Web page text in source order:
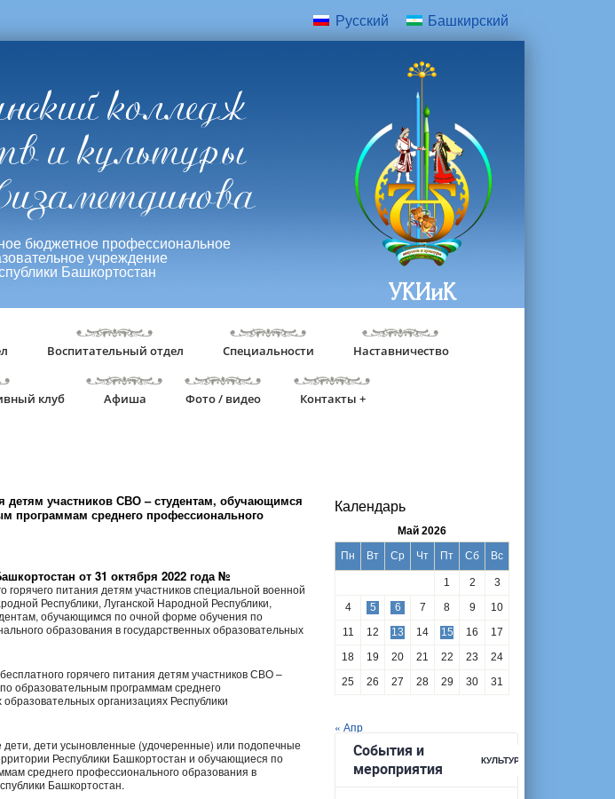
Русский Башкирский
колледж
и культуры
бюджетное профессиональное
учреждение
Башкортостан
УКИиК
Воспитательный отдел Специальности Наставничество
клуб Афиша Фото / видео Контакты +
детям участников СВО – студентам, обучающимся
программам среднего профессионального
от 31 октября 2022 года №
питания детям участников специальной военной
Республики, Луганской Народной Республики,
обучающимся по очной форме обучения по
образования в государственных образовательных
горячего питания детям участников СВО –
образовательным программам среднего
организациях Республики
дети, дети усыновленные (удочеренные) или подопечные
Республики Башкортостан и обучающиеся по
среднего профессионального образования в
Башкортостан.
Календарь
Май 2026
Пн
Вт Ср Чт Пт Сб Вс
1 2
3
4
5 6 7 8 9
10
11
12 13 14 15 16
17
18
19 20 21 22 23
24
25
26 27 28 29 30 31
« Апр